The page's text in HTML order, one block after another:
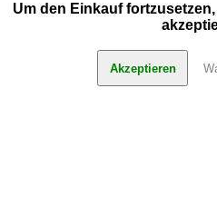
Um den Einkauf
Akzeptieren